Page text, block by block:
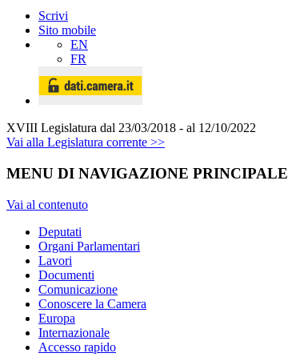
Scrivi
Sito mobile
EN
FR
XVIII Legislatura dal 23/03/2018 - al 12/10/2022
Vai alla Legislatura corrente >>
MENU DI NAVIGAZIONE PRINCIPALE
Vai al contenuto
Deputati
Organi Parlamentari
Lavori
Documenti
Comunicazione
Conoscere la Camera
Europa
Internazionale
Accesso rapido